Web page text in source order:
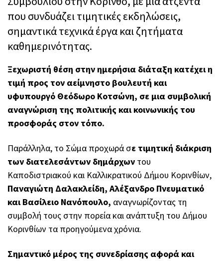
που συνδυάζει τιμητικές εκδηλώσεις,
σημαντικά τεχνικά έργα και ζητήματα
καθημερινότητας.
Ξεχωριστή θέση στην ημερήσια διάταξη κατέχει η
τιμή προς τον αείμνηστο βουλευτή και
υφυπουργό Θεόδωρο Κοτσώνη, σε μια συμβολική
αναγνώριση της πολιτικής και κοινωνικής του
προσφοράς στον τόπο.
Παράλληλα, το Σώμα προχωρά σε τιμητική διάκριση
των διατελεσάντων δημάρχων του
Καποδιστριακού και Καλλικρατικού Δήμου Κορινθίων,
Παναγιώτη Δαλακλείδη, Αλέξανδρο Πνευματικό
και Βασίλειο Νανόπουλο, αναγνωρίζοντας τη
συμβολή τους στην πορεία και ανάπτυξη του Δήμου
Κορινθίων τα προηγούμενα χρόνια.
Σημαντικό μέρος της συνεδρίασης αφορά και